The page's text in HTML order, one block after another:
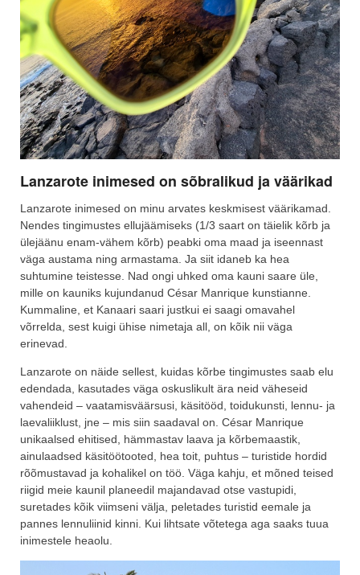
Lanzarote inimesed on sõbralikud ja väärikad
Lanzarote inimesed on minu arvates keskmisest väärikamad.
Nendes tingimustes ellujäämiseks (1/3 saart on täielik kõrb ja
ülejäänu enam-vähem kõrb) peabki oma maad ja iseennast
väga austama ning armastama. Ja siit idaneb ka hea
suhtumine teistesse. Nad ongi uhked oma kauni saare üle,
mille on kauniks kujundanud César Manrique kunstianne.
Kummaline, et Kanaari saari justkui ei saagi omavahel
võrrelda, sest kuigi ühise nimetaja all, on kõik nii väga
erinevad.
Lanzarote on näide sellest, kuidas kõrbe tingimustes saab elu
edendada, kasutades väga oskuslikult ära neid väheseid
vahendeid – vaatamisväärsusi, käsitööd, toidukunsti, lennu- ja
laevaliiklust, jne – mis siin saadaval on. César Manrique
unikaalsed ehitised, hämmastav laava ja kõrbemaastik,
ainulaadsed käsitöötooted, hea toit, puhtus – turistide hordid
rõõmustavad ja kohalikel on töö. Väga kahju, et mõned teised
riigid meie kaunil planeedil majandavad otse vastupidi,
suretades kõik viimseni välja, peletades turistid eemale ja
pannes lennuliinid kinni. Kui lihtsate võtetega aga saaks tuua
inimestele heaolu.